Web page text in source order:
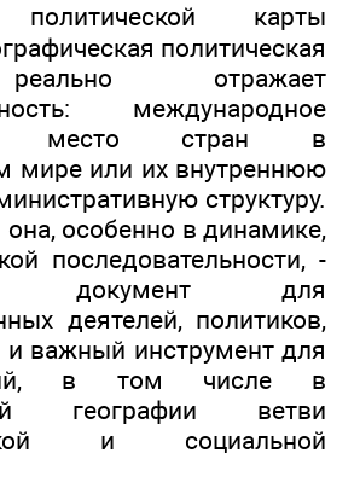
политической карты
политическая
отражает
международное
место стран в
мире или их внутреннюю
структуру.
она, особенно в динамике,
последовательности, -
документ для
деятелей, политиков,
и важный инструмент для
в том числе в
географии ветви
и социальной